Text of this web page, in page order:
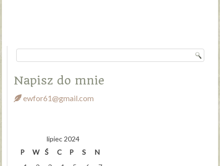
Napisz do mnie
ewfor61@gmail.com
lipiec 2024
P
W Ś C P S
N